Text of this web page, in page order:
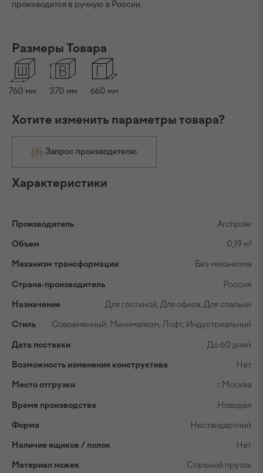
производится в ручную в России.
Размеры Товара
760 мм 370 мм 660 мм
Хотите изменить параметры товара?
Запрос производителю
Характеристики
Производитель Archpole
Объем 0,19 м³
Механизм трансформации Без механизма
Страна-производитель Россия
Назначение Для гостиной, Для офиса, Для спальни
Стиль Современный, Минимализм, Лофт, Индустриальный
Дата поставки До 60 дней
Возможность изменения конструктива Нет
Место отгрузки г.Москва
Время производства Новодел
Форма Нестандартный
Наличие ящиков / полок Нет
Материал ножек Стальной пруток